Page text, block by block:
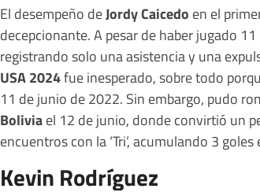
El desempeño deJordy Caicedo en el
decepcionante. A pesar de haber jugado
registrando solo una asistencia y una
USA 2024fue inesperado, sobre todo
11 de junio de 2022. Sin embargo, pudo
Boliviael 12 de junio, donde convirtió un
encuentros con la ‘Tri’, acumulando 3
Kevin Rodríguez